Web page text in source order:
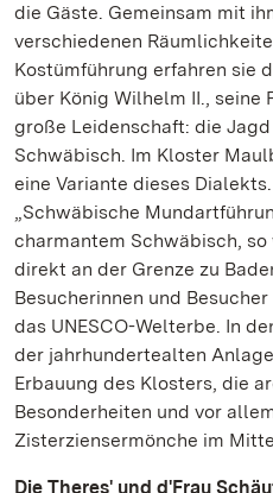
die Gäste. Gemeinsam mit
verschiedenen
Kostümführung erfahren sie
über König Wilhelm II., seine
große Leidenschaft: die
Schwäbisch. Im Kloster
eine Variante dieses
„Schwäbische
charmantem Schwäbisch, so
direkt an der Grenze zu
Besucherinnen und
das UNESCO-Welterbe. In
der jahrhundertealten
Erbauung des Klosters, die
Besonderheiten und vor
Zisterziensermönche im
Die Theres' und d'Frau